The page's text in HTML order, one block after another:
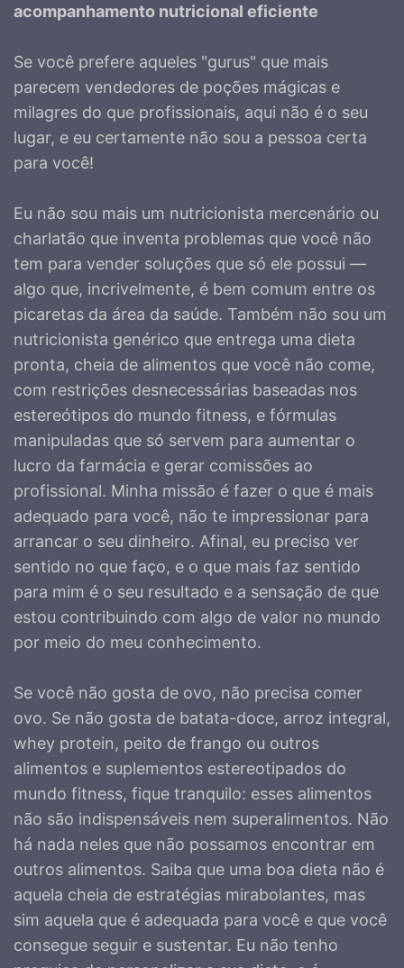
acompanhamento nutricional eficiente
Se você prefere aqueles "gurus" que mais
parecem vendedores de poções mágicas e
milagres do que profissionais, aqui não é o seu
lugar, e eu certamente não sou a pessoa certa
para você!
Eu não sou mais um nutricionista mercenário ou
charlatão que inventa problemas que você não
tem para vender soluções que só ele possui —
algo que, incrivelmente, é bem comum entre os
picaretas da área da saúde. Também não sou um
nutricionista genérico que entrega uma dieta
pronta, cheia de alimentos que você não come,
com restrições desnecessárias baseadas nos
estereótipos do mundo fitness, e fórmulas
manipuladas que só servem para aumentar o
lucro da farmácia e gerar comissões ao
profissional. Minha missão é fazer o que é mais
adequado para você, não te impressionar para
arrancar o seu dinheiro. Afinal, eu preciso ver
sentido no que faço, e o que mais faz sentido
para mim é o seu resultado e a sensação de que
estou contribuindo com algo de valor no mundo
por meio do meu conhecimento.
Se você não gosta de ovo, não precisa comer
ovo. Se não gosta de batata-doce, arroz integral,
whey protein, peito de frango ou outros
alimentos e suplementos estereotipados do
mundo fitness, fique tranquilo: esses alimentos
não são indispensáveis nem superalimentos. Não
há nada neles que não possamos encontrar em
outros alimentos. Saiba que uma boa dieta não é
aquela cheia de estratégias mirabolantes, mas
sim aquela que é adequada para você e que você
consegue seguir e sustentar. Eu não tenho